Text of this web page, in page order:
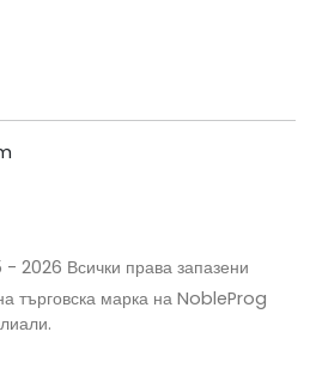
- 2026 Всички права запазени
търговска марка на NobleProg